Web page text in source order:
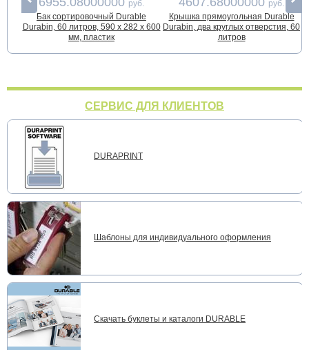
руб.
Бак сортировочный Durable
Durabin, 60 литров, 590 x 282 x 600
мм, пластик
руб.
Крышка прямоугольная Durable
Durabin, два круглых отверстия, 60
литров
СЕРВИС ДЛЯ КЛИЕНТОВ
DURAPRINT
Шаблоны для индивидуального оформления
Скачать буклеты и каталоги DURABLE